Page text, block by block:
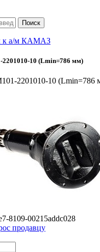
к а/м КАМАЗ
10 (Lmin=786 мм)
2201010-10 (Lmin=786
8109-00215addc028
продавцу